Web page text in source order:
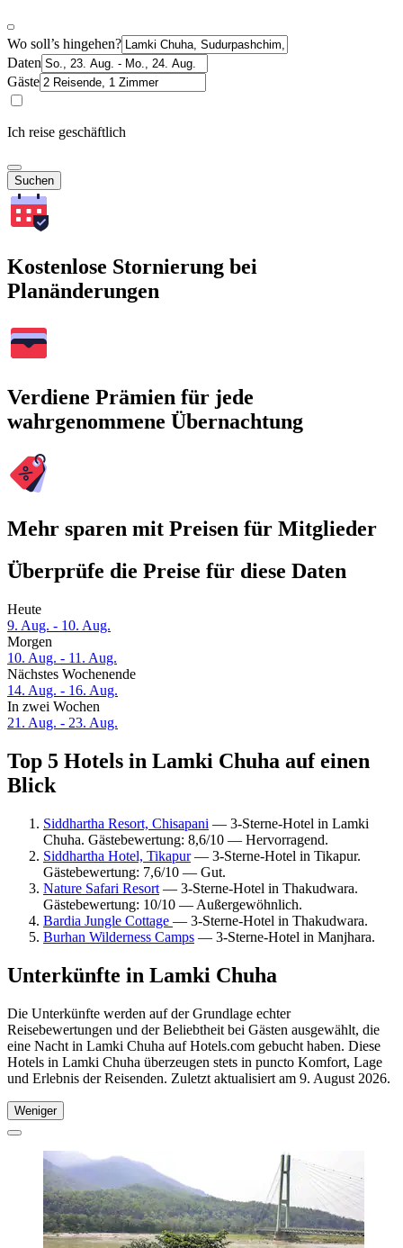
Wo soll’s hingehen?
Daten
Gäste
Ich reise geschäftlich
Suchen
Kostenlose Stornierung bei
Planänderungen
Verdiene Prämien für jede
wahrgenommene Übernachtung
Mehr sparen mit Preisen für Mitglieder
Überprüfe die Preise für diese Daten
Heute
9. Aug. - 10. Aug.
Morgen
10. Aug. - 11. Aug.
Nächstes Wochenende
14. Aug. - 16. Aug.
In zwei Wochen
21. Aug. - 23. Aug.
Top 5 Hotels in Lamki Chuha auf einen
Blick
Siddhartha Resort, Chisapani — 3-Sterne-Hotel in Lamki
Chuha. Gästebewertung: 8,6/10 — Hervorragend.
Siddhartha Hotel, Tikapur— 3-Sterne-Hotel in Tikapur.
Gästebewertung: 7,6/10 — Gut.
Nature Safari Resort — 3-Sterne-Hotel in Thakudwara.
Gästebewertung: 10/10 — Außergewöhnlich.
Bardia Jungle Cottage — 3-Sterne-Hotel in Thakudwara.
Burhan Wilderness Camps — 3-Sterne-Hotel in Manjhara.
Unterkünfte in Lamki Chuha
Die Unterkünfte werden auf der Grundlage echter
Reisebewertungen und der Beliebtheit bei Gästen ausgewählt, die
eine Nacht in Lamki Chuha auf Hotels.com gebucht haben. Diese
Hotels in Lamki Chuha überzeugen stets in puncto Komfort, Lage
und Erlebnis der Reisenden. Zuletzt aktualisiert am 9. August 2026.
Weniger